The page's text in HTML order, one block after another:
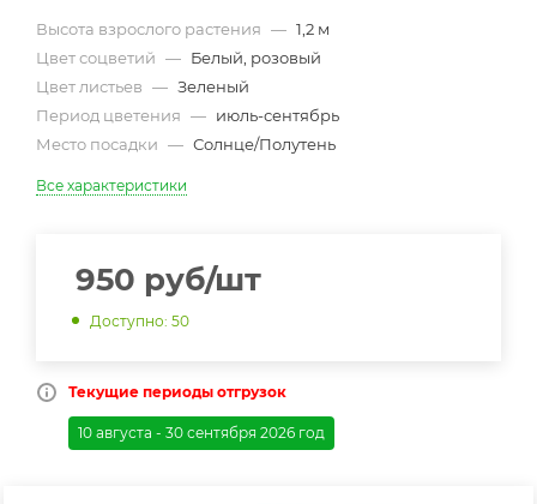
Высота взрослого растения — 1,2 м
Цвет соцветий — Белый, розовый
Цвет листьев — Зеленый
Период цветения — июль-сентябрь
Место посадки — Солнце/Полутень
Все характеристики
950 руб/шт
Доступно: 50
Текущие периоды отгрузок
10 августа - 30 сентября 2026 год